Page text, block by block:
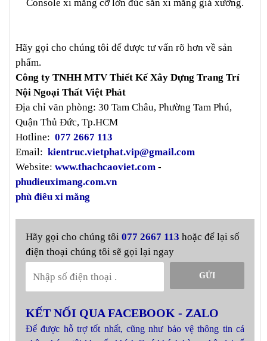
Console xi măng cỡ lớn đúc sẵn xi măng giá xưởng.
Hãy gọi cho chúng tôi để được tư vấn rõ hơn về sản
phẩm.
Công ty TNHH MTV Thiết Kế Xây Dựng Trang Trí
Nội Ngoại Thất Việt Phát
Địa chỉ văn phòng: 30 Tam Châu, Phường Tam Phú,
Quận Thủ Đức, Tp.HCM
Hotline: 077 2667 113
Email: kientruc.vietphat.vip@gmail.com
Website: www.thachcaoviet.com -
phudieuximang.com.vn
phù điêu xi măng
Hãy gọi cho chúng tôi 077 2667 113 hoặc để lại số
điện thoại chúng tôi sẽ gọi lại ngay
GỬI
KẾT NỐI QUA FACEBOOK - ZALO
Để được hỗ trợ tốt nhất, cũng như bảo vệ thông tin cá